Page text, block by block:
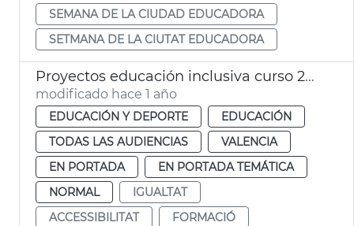
SEMANA DE LA CIUDAD EDUCADORA
SETMANA DE LA CIUTAT EDUCADORA
Proyectos educación inclusiva curso 24-25
modificado hace 1 año
EDUCACIÓN Y DEPORTE
EDUCACIÓN
TODAS LAS AUDIENCIAS
VALENCIA
EN PORTADA
EN PORTADA TEMÁTICA
NORMAL
IGUALTAT
ACCESSIBILITAT
FORMACIÓ